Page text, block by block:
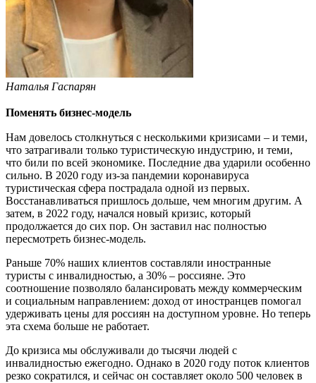
Наталья Гаспарян
Поменять бизнес-модель
Нам довелось столкнуться с несколькими кризисами – и теми,
что затрагивали только туристическую индустрию, и теми,
что били по всей экономике. Последние два ударили особенно
сильно. В 2020 году из-за пандемии коронавируса
туристическая сфера пострадала одной из первых.
Восстанавливаться пришлось дольше, чем многим другим. А
затем, в 2022 году, начался новый кризис, который
продолжается до сих пор. Он заставил нас полностью
пересмотреть бизнес-модель.
Раньше 70% наших клиентов составляли иностранные
туристы с инвалидностью, а 30% – россияне. Это
соотношение позволяло балансировать между коммерческим
и социальным направлением: доход от иностранцев помогал
удерживать цены для россиян на доступном уровне. Но теперь
эта схема больше не работает.
До кризиса мы обслуживали до тысячи людей с
инвалидностью ежегодно. Однако в 2020 году поток клиентов
резко сократился, и сейчас он составляет около 500 человек в